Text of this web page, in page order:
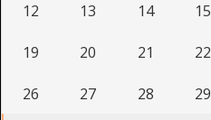
12 13 14 15
19 20 21 22
26 27 28 29